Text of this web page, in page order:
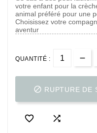
votre enfant pour la
animal préféré pour une
Choisissez votre
aventur
QUANTITÉ :
 RUPTURE DE
 